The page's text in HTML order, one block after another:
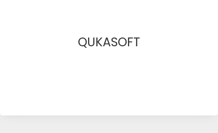
QUKASOFT